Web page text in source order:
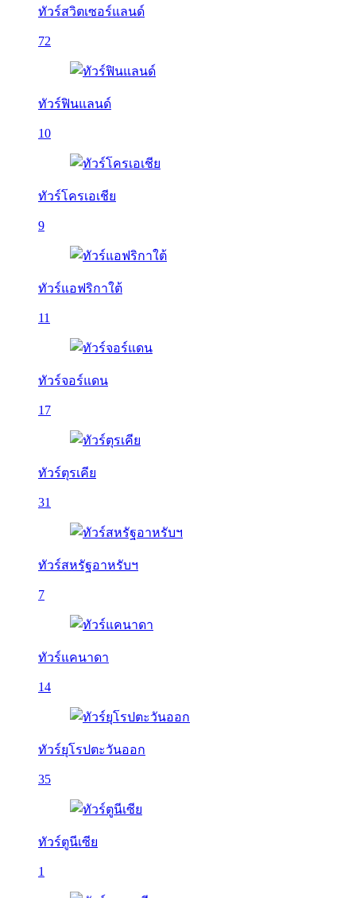
ทัวร์สวิตเซอร์แลนด์
72
ทัวร์ฟินแลนด์
10
ทัวร์โครเอเชีย
9
ทัวร์แอฟริกาใต้
11
ทัวร์จอร์แดน
17
ทัวร์ตุรเคีย
31
ทัวร์สหรัฐอาหรับฯ
7
ทัวร์แคนาดา
14
ทัวร์ยุโรปตะวันออก
35
ทัวร์ตูนีเซีย
1